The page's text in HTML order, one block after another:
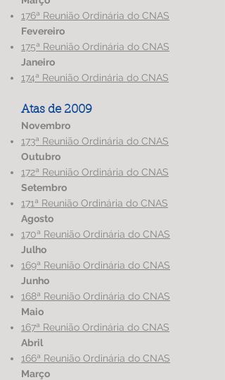
176ª Reunião Ordinária do CNAS
Fevereiro
175ª Reunião Ordinária do CNAS
Janeiro
174ª Reunião Ordinária do CNAS
Atas de 2009
Novembro
173ª Reunião Ordinária do CNAS
Outubro
172ª Reunião Ordinária do CNAS
Setembro
171ª Reunião Ordinária do CNAS
Agosto
170ª Reunião Ordinária do CNAS
Julho
169ª Reunião Ordinária do CNAS
Junho
168ª Reunião Ordinária do CNAS
Maio
167ª Reunião Ordinária do CNAS
Abril
166ª Reunião Ordinária do CNAS
Março